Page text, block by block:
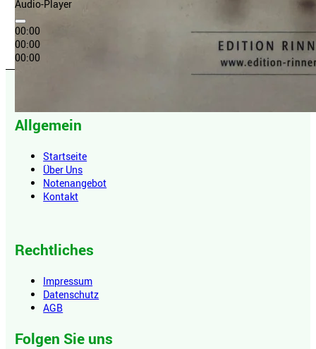
Audio-Player
00:00
00:00
00:00
Allgemein
Startseite
Über Uns
Notenangebot
Kontakt
Rechtliches
Impressum
Datenschutz
AGB
Folgen Sie uns